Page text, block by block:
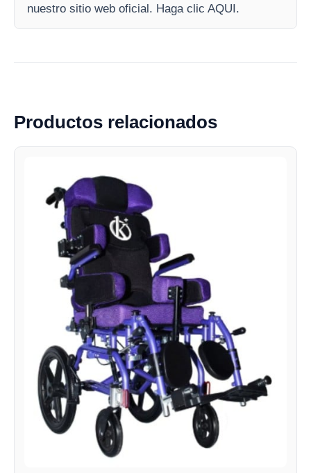
nuestro sitio web oficial. Haga clic AQUI.
Productos relacionados